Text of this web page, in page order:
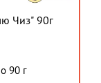
Чиз" 90г
90 г